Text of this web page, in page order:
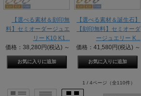
【選べる素材＆刻印無
料】セミオーダージュエ
リー K10 K1...
価格：38,280円(税込) ～
【選べる素材＆誕生石】
【刻印無料】セミオーダ
ージュエリー K...
価格：41,580円(税込) ～
1 / 4ページ （全110件）